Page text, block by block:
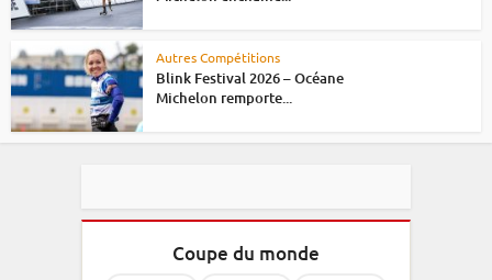
Autres Compétitions
Blink Festival 2026 – Océane
Michelon remporte...
Coupe du monde